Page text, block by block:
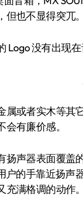
也不显得突兀。
Logo 没有出现
属或者实木等其
有廉价感。
扬声器表面覆盖
户的手靠近扬声
满格调的动作。